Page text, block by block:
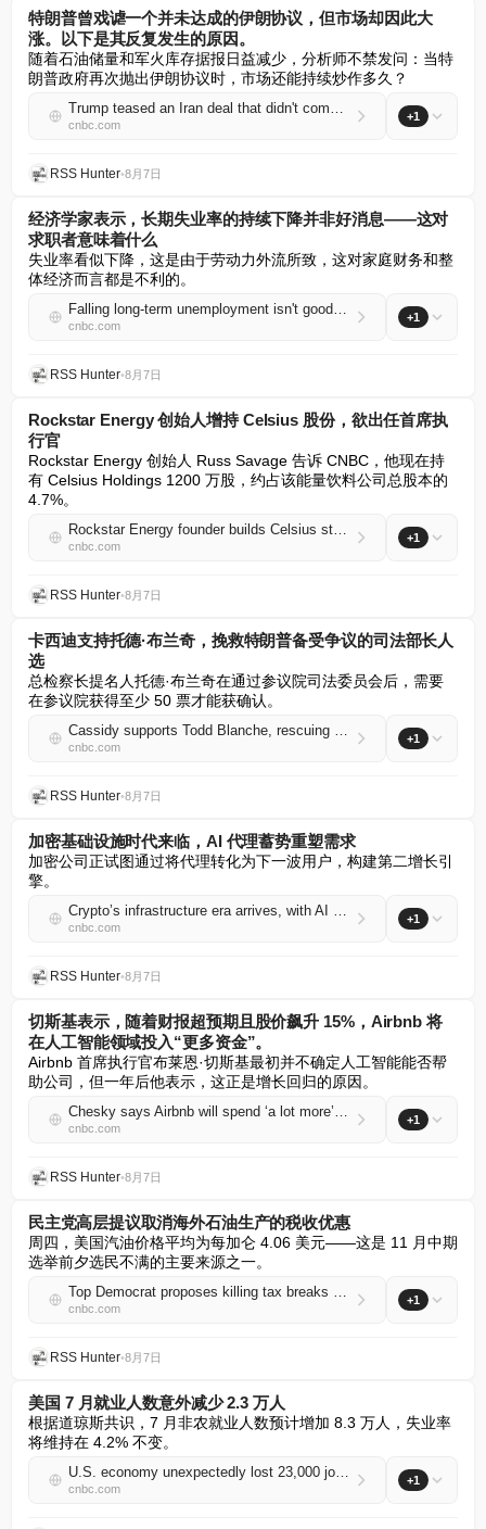
特朗普曾戏谑一个并未达成的伊朗协议，但市场却因此大
涨。以下是其反复发生的原因。
随着石油储量和军火库存据报日益减少，分析师不禁发问：当特
朗普政府再次抛出伊朗协议时，市场还能持续炒作多久？
Trump teased an Iran deal that didn't come, but markets soared. Here’s why it keeps happening
cnbc.com
+1
RSS Hunter•8月7日
经济学家表示，长期失业率的持续下降并非好消息——这对
求职者意味着什么
失业率看似下降，这是由于劳动力外流所致，这对家庭财务和整
体经济而言都是不利的。
Falling long-term unemployment isn't good news, economists say — what it means for jobseekers
cnbc.com
+1
RSS Hunter•8月7日
Rockstar Energy 创始人增持 Celsius 股份，欲出任首席执
行官
Rockstar Energy 创始人 Russ Savage 告诉 CNBC，他现在持
有 Celsius Holdings 1200 万股，约占该能量饮料公司总股本的
4.7%。
Rockstar Energy founder builds Celsius stake, wants to take over as CEO
cnbc.com
+1
RSS Hunter•8月7日
卡西迪支持托德·布兰奇，挽救特朗普备受争议的司法部长人
选
总检察长提名人托德·布兰奇在通过参议院司法委员会后，需要
在参议院获得至少 50 票才能获确认。
Cassidy supports Todd Blanche, rescuing Trump's embattled attorney general pick
cnbc.com
+1
RSS Hunter•8月7日
加密基础设施时代来临，AI 代理蓄势重塑需求
加密公司正试图通过将代理转化为下一波用户，构建第二增长引
擎。
Crypto’s infrastructure era arrives, with AI agents poised to reshape demand
cnbc.com
+1
RSS Hunter•8月7日
切斯基表示，随着财报超预期且股价飙升 15%，Airbnb 将
在人工智能领域投入“更多资金”。
Airbnb 首席执行官布莱恩·切斯基最初并不确定人工智能能否帮
助公司，但一年后他表示，这正是增长回归的原因。
Chesky says Airbnb will spend ‘a lot more’ on AI as earnings beat and stock surges 15%
cnbc.com
+1
RSS Hunter•8月7日
民主党高层提议取消海外石油生产的税收优惠
周四，美国汽油价格平均为每加仑 4.06 美元——这是 11 月中期
选举前夕选民不满的主要来源之一。
Top Democrat proposes killing tax breaks for overseas oil production
cnbc.com
+1
RSS Hunter•8月7日
美国 7 月就业人数意外减少 2.3 万人
根据道琼斯共识，7 月非农就业人数预计增加 8.3 万人，失业率
将维持在 4.2% 不变。
U.S. economy unexpectedly lost 23,000 jobs in July
cnbc.com
+1